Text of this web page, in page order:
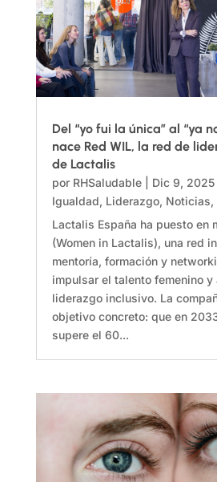
Del “yo fui la única” al “ya
nace Red WIL, la red de
de Lactalis
por RHSaludable| Dic 9, 2025
Igualdad, Liderazgo, Noticias,
Lactalis España ha puesto en
(Women in Lactalis), una red
mentoría, formación y
impulsar el talento femenino y
liderazgo inclusivo. La
objetivo concreto: que en
supere el 60...